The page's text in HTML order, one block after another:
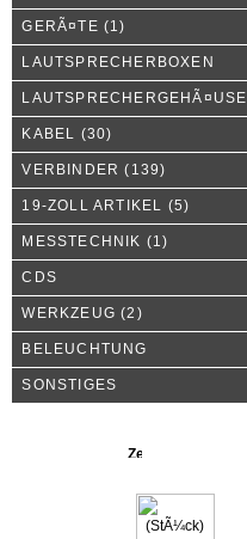
GERÃ¤TE (1)
LAUTSPRECHERBOXEN
LAUTSPRECHERGEHÃ¤USE
KABEL (30)
VERBINDER (139)
19-ZOLL ARTIKEL (5)
MESSTECHNIK (1)
CDS
WERKZEUG (2)
BELEUCHTUNG
SONSTIGES